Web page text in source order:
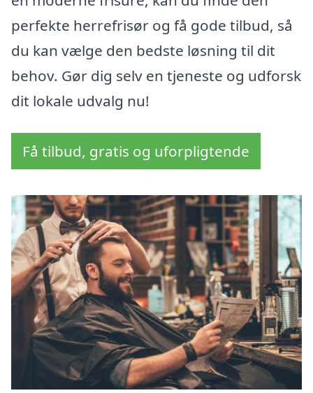
perfekte herrefrisør og få gode tilbud, så
du kan vælge den bedste løsning til dit
behov. Gør dig selv en tjeneste og udforsk
dit lokale udvalg nu!
Få tilbud, gratis og uforpligtende